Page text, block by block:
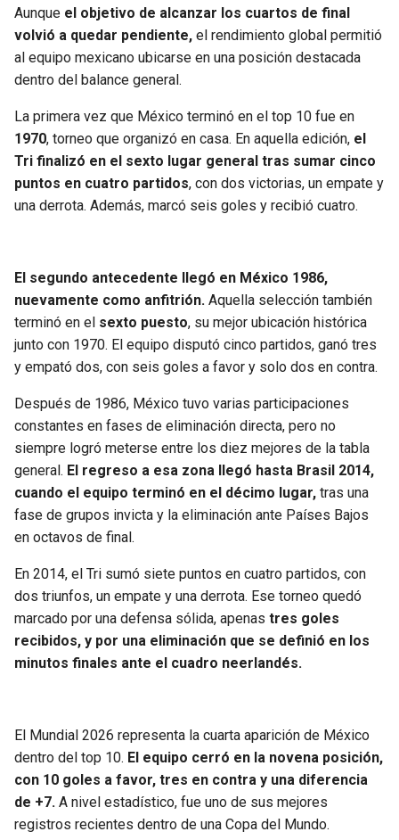
BUCCANEERS
Aunque el objetivo de alcanzar los cuartos de final
volvió a quedar pendiente, el rendimiento global permitió
al equipo mexicano ubicarse en una posición destacada
dentro del balance general.
La primera vez que México terminó en el top 10 fue en
1970, torneo que organizó en casa. En aquella edición, el
Tri finalizó en el sexto lugar general tras sumar cinco
puntos en cuatro partidos, con dos victorias, un empate y
una derrota. Además, marcó seis goles y recibió cuatro.
El segundo antecedente llegó en México 1986,
nuevamente como anfitrión. Aquella selección también
terminó en el sexto puesto, su mejor ubicación histórica
junto con 1970. El equipo disputó cinco partidos, ganó tres
y empató dos, con seis goles a favor y solo dos en contra.
Después de 1986, México tuvo varias participaciones
constantes en fases de eliminación directa, pero no
siempre logró meterse entre los diez mejores de la tabla
general. El regreso a esa zona llegó hasta Brasil 2014,
cuando el equipo terminó en el décimo lugar, tras una
fase de grupos invicta y la eliminación ante Países Bajos
en octavos de final.
En 2014, el Tri sumó siete puntos en cuatro partidos, con
dos triunfos, un empate y una derrota. Ese torneo quedó
marcado por una defensa sólida, apenas tres goles
recibidos, y por una eliminación que se definió en los
minutos finales ante el cuadro neerlandés.
El Mundial 2026 representa la cuarta aparición de México
dentro del top 10. El equipo cerró en la novena posición,
con 10 goles a favor, tres en contra y una diferencia
de +7. A nivel estadístico, fue uno de sus mejores
registros recientes dentro de una Copa del Mundo.